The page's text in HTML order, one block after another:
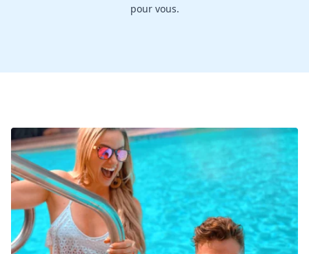
pour vous.